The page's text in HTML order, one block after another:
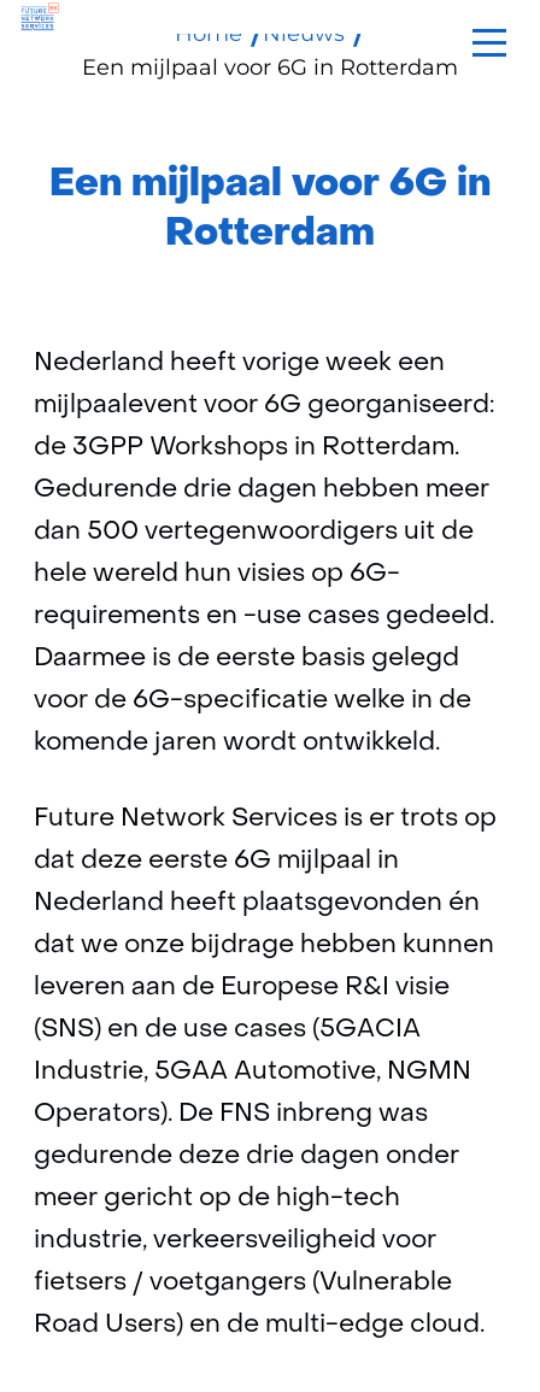
Ga
naar
Home
Nieuws
Een mijlpaal voor 6G in Rotterdam
Een mijlpaal voor 6G in
Rotterdam
Nederland heeft vorige week een
mijlpaalevent voor 6G georganiseerd:
de 3GPP Workshops in Rotterdam.
Gedurende drie dagen hebben meer
dan 500 vertegenwoordigers uit de
hele wereld hun visies op 6G-
requirements en -use cases gedeeld.
Daarmee is de eerste basis gelegd
voor de 6G-specificatie welke in de
komende jaren wordt ontwikkeld.
Future Network Services is er trots op
dat deze eerste 6G mijlpaal in
Nederland heeft plaatsgevonden én
dat we onze bijdrage hebben kunnen
leveren aan de Europese R&I visie
(SNS) en de use cases (5GACIA
Industrie, 5GAA Automotive, NGMN
Operators). De FNS inbreng was
gedurende deze drie dagen onder
meer gericht op de high-tech
industrie, verkeersveiligheid voor
fietsers / voetgangers (Vulnerable
Road Users) en de multi-edge cloud.